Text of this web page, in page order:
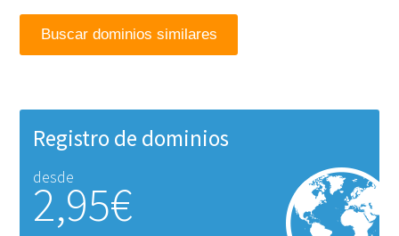
Buscar dominios similares
Registro de dominios
desde
2,95€